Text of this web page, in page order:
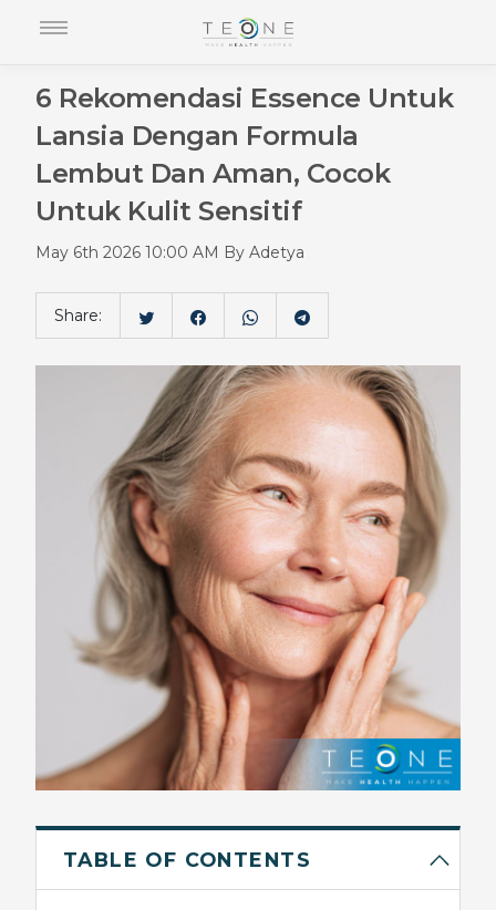
6 Rekomendasi Essence Untuk
Lansia Dengan Formula
Lembut Dan Aman, Cocok
Untuk Kulit Sensitif
May 6th 2026 10:00 AM By Adetya
Share:
TABLE OF CONTENTS